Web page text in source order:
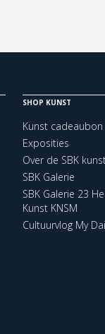
SHOP KUNST
Kunst cadeaubon
Exposities
Over de SBK
SBK Galerie
SBK Galerie 23
Kunst KNSM
Cultuurvlog My